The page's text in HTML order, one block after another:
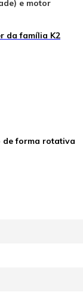
e motor
da família K2
de forma rotativa